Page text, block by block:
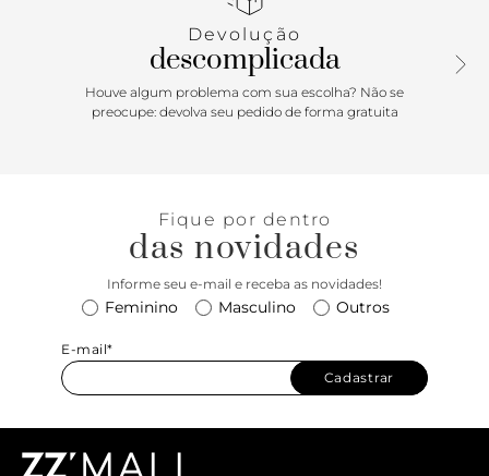
Devolução
descomplicada
Houve algum problema com sua escolha? Não se
preocupe: devolva seu pedido de forma gratuita
Fique por dentro
das novidades
Informe seu e-mail e receba as novidades!
Feminino Masculino Outros
E-mail*
Cadastrar